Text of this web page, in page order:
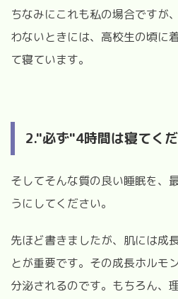
ちなみにこれも私の場合ですが
わないときには、高校生の頃に
て寝ています。
2."必ず"4時間は寝てく
そしてそんな質の良い睡眠を、
うにしてください。
先ほど書きましたが、肌には成
とが重要です。その成長ホルモ
分泌されるのです。もちろん、